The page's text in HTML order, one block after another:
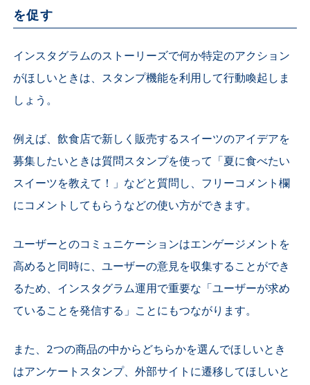
を促す
インスタグラムのストーリーズで何か特定のアクション
がほしいときは、スタンプ機能を利用して行動喚起しま
しょう。
例えば、飲食店で新しく販売するスイーツのアイデアを
募集したいときは質問スタンプを使って「夏に食べたい
スイーツを教えて！」などと質問し、フリーコメント欄
にコメントしてもらうなどの使い方ができます。
ユーザーとのコミュニケーションはエンゲージメントを
高めると同時に、ユーザーの意見を収集することができ
るため、インスタグラム運用で重要な「ユーザーが求め
ていることを発信する」ことにもつながります。
また、2つの商品の中からどちらかを選んでほしいとき
はアンケートスタンプ、外部サイトに遷移してほしいと